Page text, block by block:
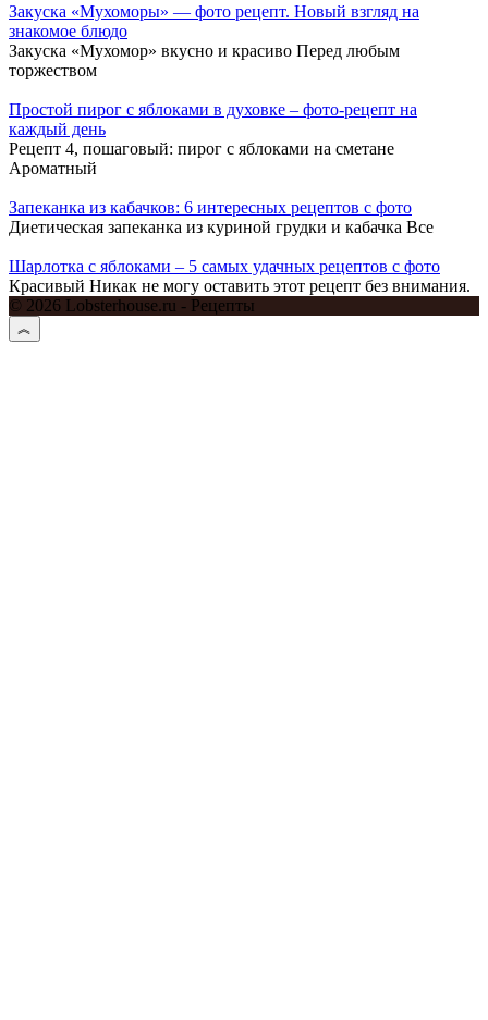
Закуска «Мухоморы» — фото рецепт. Новый взгляд на
знакомое блюдо
Закуска «Мухомор» вкусно и красиво Перед любым
торжеством
Простой пирог с яблоками в духовке – фото-рецепт на
каждый день
Рецепт 4, пошаговый: пирог с яблоками на сметане
Ароматный
Запеканка из кабачков: 6 интересных рецептов с фото
Диетическая запеканка из куриной грудки и кабачка Все
Шарлотка с яблоками – 5 самых удачных рецептов с фото
Красивый Никак не могу оставить этот рецепт без внимания.
© 2026 Lobsterhouse.ru - Рецепты